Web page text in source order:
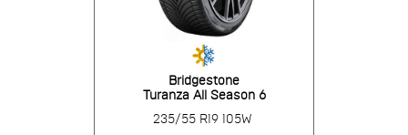
Bridgestone
Turanza All Season 6
235/55 R19 105W